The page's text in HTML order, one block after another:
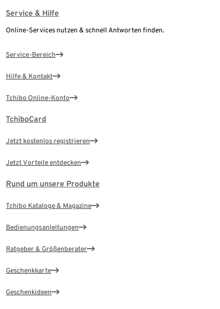
Service & Hilfe
Online-Services nutzen & schnell Antworten finden.
Service-Bereich
Hilfe & Kontakt
Tchibo Online-Konto
TchiboCard
Jetzt kostenlos registrieren
Jetzt Vorteile entdecken
Rund um unsere Produkte
Tchibo Kataloge & Magazine
Bedienungsanleitungen
Ratgeber & Größenberater
Geschenkkarte
Geschenkideen